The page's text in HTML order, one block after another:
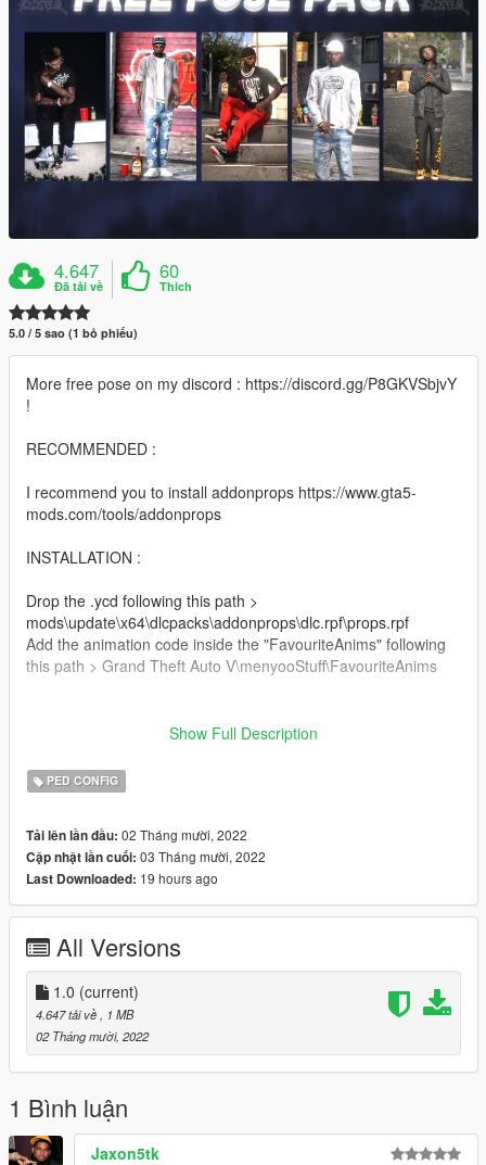
4.647
Đã tải về
60
Thích
5.0 / 5 sao (1 bỏ phiếu)
More free pose on my discord : https://discord.gg/P8GKVSbjvY
!
RECOMMENDED :
I recommend you to install addonprops https://www.gta5-
mods.com/tools/addonprops
INSTALLATION :
Drop the .ycd following this path >
mods\update\x64\dlcpacks\addonprops\dlc.rpf\props.rpf
Add the animation code inside the "FavouriteAnims" following
this path > Grand Theft Auto V\menyooStuff\FavouriteAnims
Thanks for downloading !!
Show Full Description
PED CONFIG
Tải lên lần đầu: 02 Tháng mười, 2022
Cập nhật lần cuối: 03 Tháng mười, 2022
Last Downloaded: 19 hours ago
All Versions
1.0 (current)
4.647 tải về
, 1 MB
02 Tháng mười, 2022
1 Bình luận
Jaxon5tk